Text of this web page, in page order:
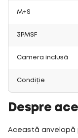
M+S
3PMSF
Camera inclusă
Condiție
Despre
Această anvelopă